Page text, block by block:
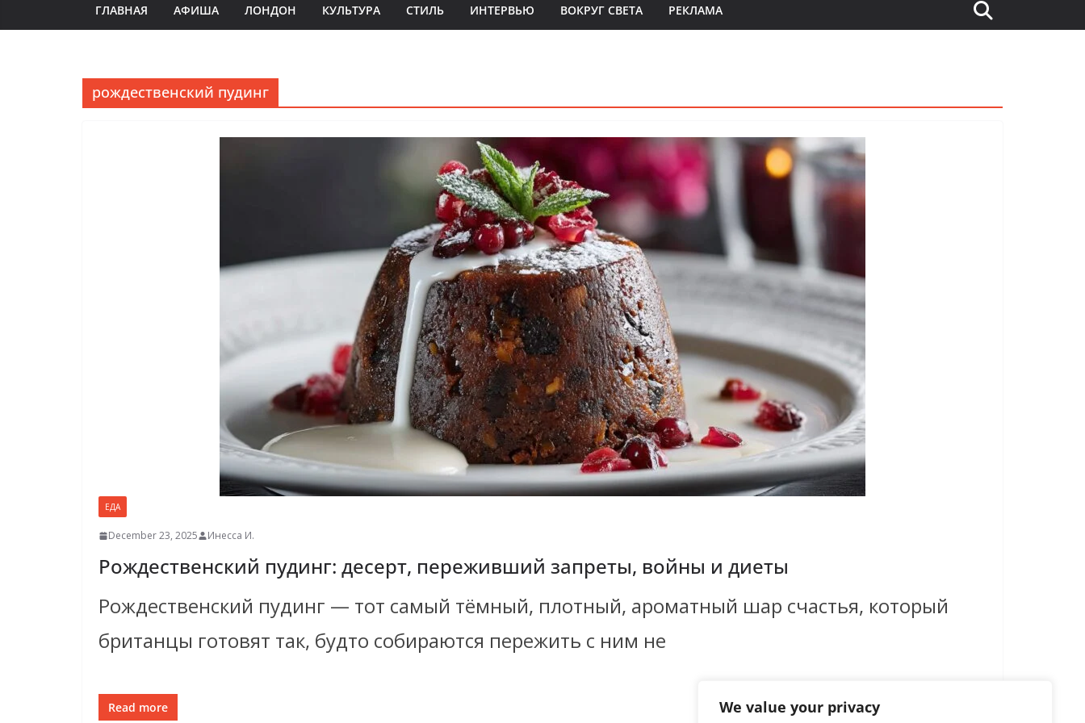
We value your privacy
ГЛАВНАЯ АФИША ЛОНДОН КУЛЬТУРА СТИЛЬ ИНТЕРВЬЮ ВОКРУГ СВЕТА РЕКЛАМА
рождественский пудинг
ЕДА
December 23, 2025 Инесса И.
Рождественский пудинг: десерт, переживший запреты, войны и диеты
Рождественский пудинг — тот самый тёмный, плотный, ароматный шар счастья, который
британцы готовят так, будто собираются пережить с ним не
Read more